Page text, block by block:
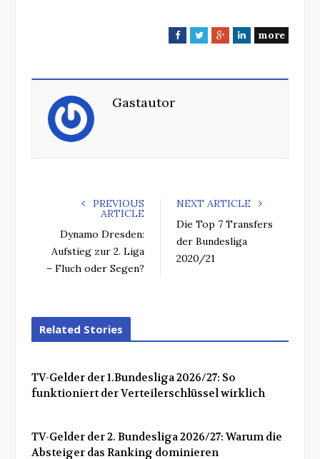
F
T
G
L
more
Gastautor
PREVIOUS
ARTICLE
Dynamo Dresden:
Aufstieg zur 2. Liga
– Fluch oder Segen?
NEXT ARTICLE
Die Top 7 Transfers
der Bundesliga
2020/21
Related Stories
TV-Gelder der 1.Bundesliga 2026/27: So
funktioniert der Verteilerschlüssel wirklich
TV-Gelder der 2. Bundesliga 2026/27: Warum die
Absteiger das Ranking dominieren